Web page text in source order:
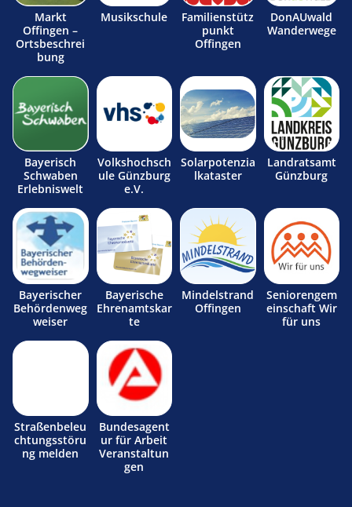
Markt
Offingen –
Ortsbeschrei
bung
Musikschule
Familienstütz
punkt
Offingen
DonAUwald
Wanderwege
Bayerisch
Schwaben
Erlebniswelt
Volkshochsch
ule Günzburg
e.V.
Solarpotenzia
lkataster
Landratsamt
Günzburg
Bayerischer
Behördenweg
weiser
Bayerische
Ehrenamtskar
te
Mindelstrand
Offingen
Seniorengem
einschaft Wir
für uns
Straßenbeleu
chtungsstöru
ng melden
Bundesagent
ur für Arbeit
Veranstaltun
gen